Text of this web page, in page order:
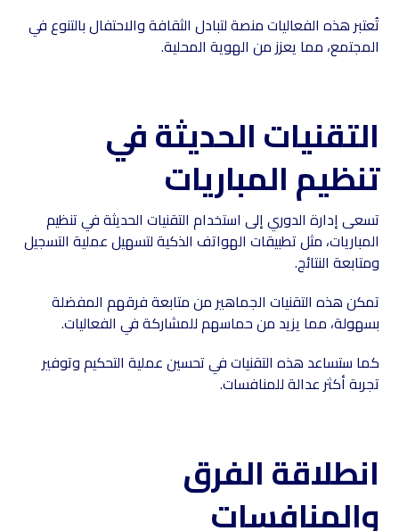
تُعتبر هذه الفعاليات منصة لتبادل الثقافة والاحتفال بالتنوع في
المجتمع، مما يعزز من الهوية المحلية.
التقنيات الحديثة في
تنظيم المباريات
تسعى إدارة الدوري إلى استخدام التقنيات الحديثة في تنظيم
المباريات، مثل تطبيقات الهواتف الذكية لتسهيل عملية التسجيل
ومتابعة النتائج.
تمكن هذه التقنيات الجماهير من متابعة فرقهم المفضلة
بسهولة، مما يزيد من حماسهم للمشاركة في الفعاليات.
كما ستساعد هذه التقنيات في تحسين عملية التحكيم وتوفير
تجربة أكثر عدالة للمنافسات.
انطلاقة الفرق
والمنافسات